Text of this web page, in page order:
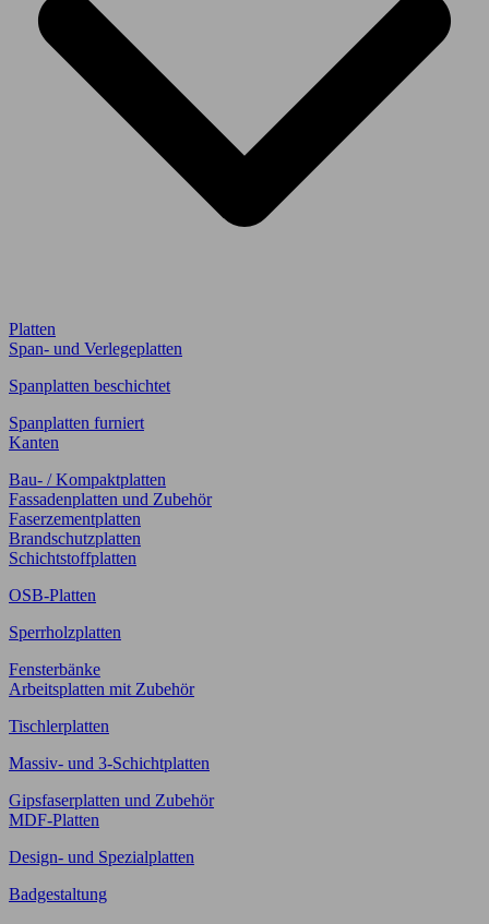
Platten
Span- und Verlegeplatten
Spanplatten beschichtet
Spanplatten furniert
Kanten
Bau- / Kompaktplatten
Fassadenplatten und Zubehör
Faserzementplatten
Brandschutzplatten
Schichtstoffplatten
OSB-Platten
Sperrholzplatten
Fensterbänke
Arbeitsplatten mit Zubehör
Tischlerplatten
Massiv- und 3-Schichtplatten
Gipsfaserplatten und Zubehör
MDF-Platten
Design- und Spezialplatten
Badgestaltung